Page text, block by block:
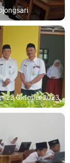
23 Oktober 2023